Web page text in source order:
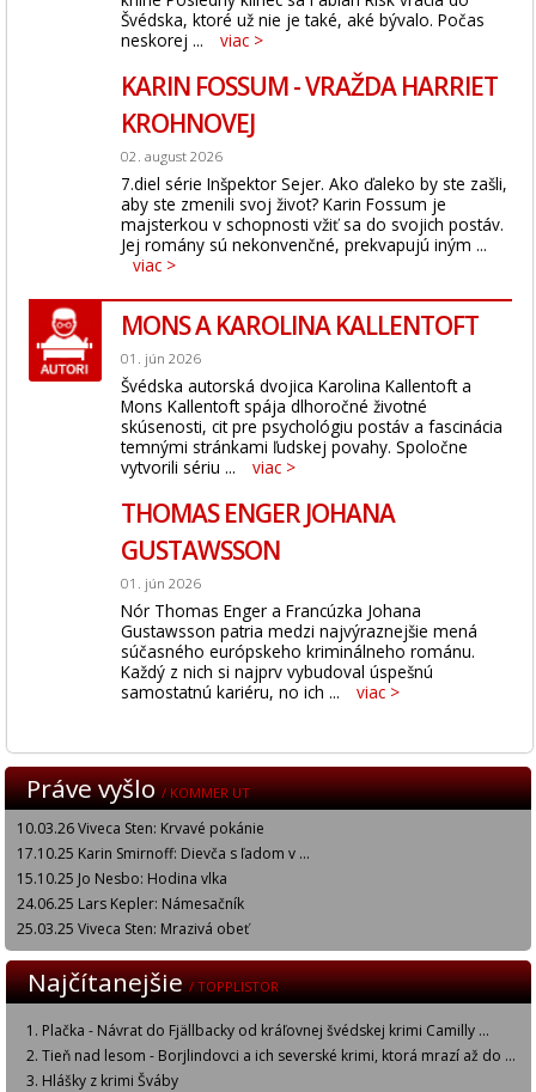
Švédska, ktoré už nie je také, aké bývalo. Počas
neskorej ...
viac >
KARIN FOSSUM - VRAŽDA HARRIET
KROHNOVEJ
02. august 2026
7.diel série Inšpektor Sejer. Ako ďaleko by ste zašli,
aby ste zmenili svoj život? Karin Fossum je
majsterkou v schopnosti vžiť sa do svojich postáv.
Jej romány sú nekonvenčné, prekvapujú iným ...
viac >
MONS A KAROLINA KALLENTOFT
01. jún 2026
Švédska autorská dvojica Karolina Kallentoft a
Mons Kallentoft spája dlhoročné životné
skúsenosti, cit pre psychológiu postáv a fascinácia
temnými stránkami ľudskej povahy. Spoločne
vytvorili sériu ...
viac >
THOMAS ENGER JOHANA
GUSTAWSSON
01. jún 2026
Nór Thomas Enger a Francúzka Johana
Gustawsson patria medzi najvýraznejšie mená
súčasného európskeho kriminálneho románu.
Každý z nich si najprv vybudoval úspešnú
samostatnú kariéru, no ich ...
viac >
Práve vyšlo/ KOMMER UT
10.03.26 Viveca Sten: Krvavé pokánie
17.10.25 Karin Smirnoff: Dievča s ľadom v ...
15.10.25 Jo Nesbo: Hodina vlka
24.06.25 Lars Kepler: Námesačník
25.03.25 Viveca Sten: Mrazivá obeť
Najčítanejšie/ TOPPLISTOR
Plačka - Návrat do Fjällbacky od kráľovnej švédskej krimi Camilly ...
Tieň nad lesom - Borjlindovci a ich severské krimi, ktorá mrazí až do ...
Hlášky z krimi Šváby